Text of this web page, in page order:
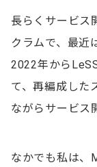
長らくサービス
クラムで、最近
2022年から
て、再編成した
ながらサービス
なかでも私は、